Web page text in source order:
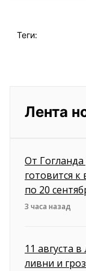
Теги:
Лента
От
готовится
по 20
3 часа назад
11 августа
ливни и